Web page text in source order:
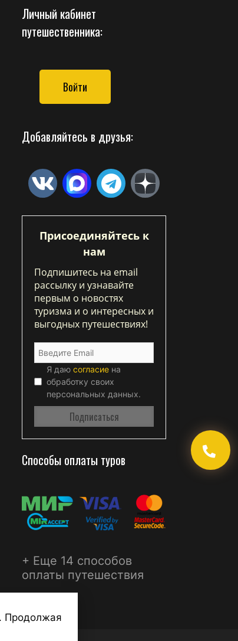
Личный кабинет
путешественника:
Войти
Добавляйтесь в друзья:
Присоединяйтесь к
нам
Подпишитесь на email
рассылку и узнавайте
первым о новостях
туризма и о интересных и
выгодных путешествиях!
Я даю согласие на
обработку своих
персональных данных.
Способы оплаты туров
+ Еще 14 способов
оплаты путешествия
Продолжая